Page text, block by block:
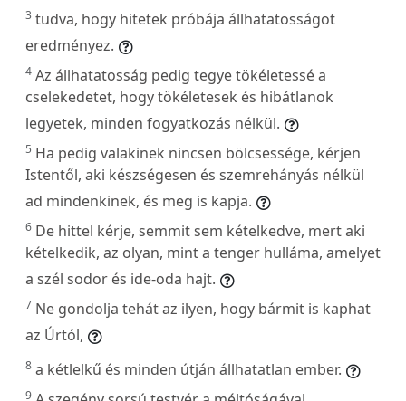
3 tudva, hogy hitetek próbája állhatatosságot
eredményez.
4 Az állhatatosság pedig tegye tökéletessé a
cselekedetet, hogy tökéletesek és hibátlanok
legyetek, minden fogyatkozás nélkül.
5 Ha pedig valakinek nincsen bölcsessége, kérjen
Istentől, aki készségesen és szemrehányás nélkül
ad mindenkinek, és meg is kapja.
6 De hittel kérje, semmit sem kételkedve, mert aki
kételkedik, az olyan, mint a tenger hulláma, amelyet
a szél sodor és ide-oda hajt.
7 Ne gondolja tehát az ilyen, hogy bármit is kaphat
az Úrtól,
8 a kétlelkű és minden útján állhatatlan ember.
9